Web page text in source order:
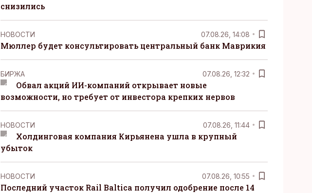
снизились
НОВОСТИ 07.08.26, 14:08
Мюллер будет консультировать центральный банк Маврикия
БИРЖА 07.08.26, 12:32
Обвал акций ИИ-компаний открывает новые
возможности, но требует от инвестора крепких нервов
НОВОСТИ 07.08.26, 11:44
Холдинговая компания Кирьянена ушла в крупный
убыток
НОВОСТИ 07.08.26, 10:55
Последний участок Rail Baltica получил одобрение после 14